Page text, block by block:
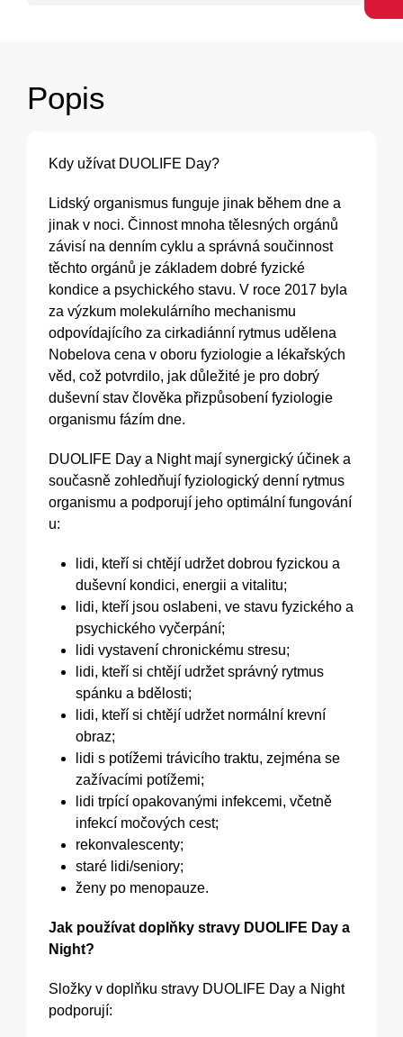
Popis
Kdy užívat DUOLIFE Day?
Lidský organismus funguje jinak během dne a
jinak v noci. Činnost mnoha tělesných orgánů
závisí na denním cyklu a správná součinnost
těchto orgánů je základem dobré fyzické
kondice a psychického stavu. V roce 2017 byla
za výzkum molekulárního mechanismu
odpovídajícího za cirkadiánní rytmus udělena
Nobelova cena v oboru fyziologie a lékařských
věd, což potvrdilo, jak důležité je pro dobrý
duševní stav člověka přizpůsobení fyziologie
organismu fázím dne.
DUOLIFE Day a Night mají synergický účinek a
současně zohledňují fyziologický denní rytmus
organismu a podporují jeho optimální fungování
u:
lidi, kteří si chtějí udržet dobrou fyzickou a
duševní kondici, energii a vitalitu;
lidi, kteří jsou oslabeni, ve stavu fyzického a
psychického vyčerpání;
lidi vystavení chronickému stresu;
lidi, kteří si chtějí udržet správný rytmus
spánku a bdělosti;
lidi, kteří si chtějí udržet normální krevní
obraz;
lidi s potížemi trávicího traktu, zejména se
zažívacími potížemi;
lidi trpící opakovanými infekcemi, včetně
infekcí močových cest;
rekonvalescenty;
staré lidi/seniory;
ženy po menopauze.
Jak používat doplňky stravy DUOLIFE Day a
Night?
Složky v doplňku stravy DUOLIFE Day a Night
podporují: